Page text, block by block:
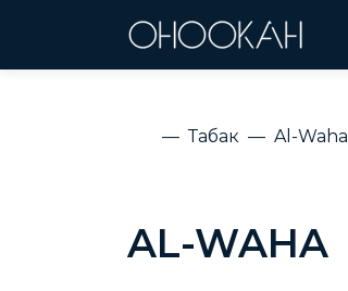
Табак Al-Waha
AL-WAHA